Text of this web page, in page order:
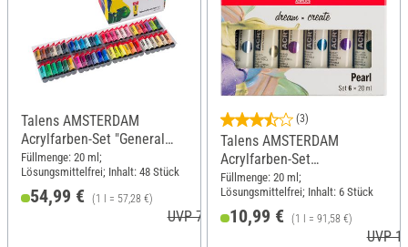
Talens AMSTERDAM
Acrylfarben-Set "General
Selection 48"
Füllmenge: 20 ml;
Lösungsmittelfrei; Inhalt: 48 Stück
54,99 € (1 l = 57,28 €)
UVP 74,80 €
(3)
Talens AMSTERDAM
Acrylfarben-Set
"Pearlescent"
Füllmenge: 20 ml;
Lösungsmittelfrei; Inhalt: 6 Stück
10,99 € (1 l = 91,58 €)
UVP